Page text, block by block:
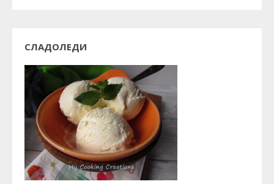
СЛАДОЛЕДИ